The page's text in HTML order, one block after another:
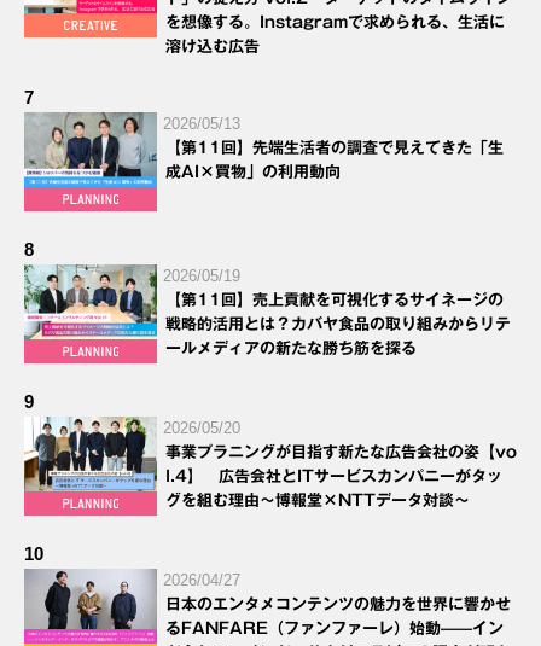
を想像する。Instagramで求められる、生活に
溶け込む広告
7
2026/05/13
【第11回】先端生活者の調査で見えてきた「生
成AI×買物」の利用動向
8
2026/05/19
【第11回】売上貢献を可視化するサイネージの
戦略的活用とは？カバヤ食品の取り組みからリテ
ールメディアの新たな勝ち筋を探る
9
2026/05/20
事業プラニングが目指す新たな広告会社の姿【vo
l.4】 広告会社とITサービスカンパニーがタッ
グを組む理由～博報堂×NTTデータ対談～
10
2026/04/27
日本のエンタメコンテンツの魅力を世界に響かせ
るFANFARE（ファンファーレ）始動——イン